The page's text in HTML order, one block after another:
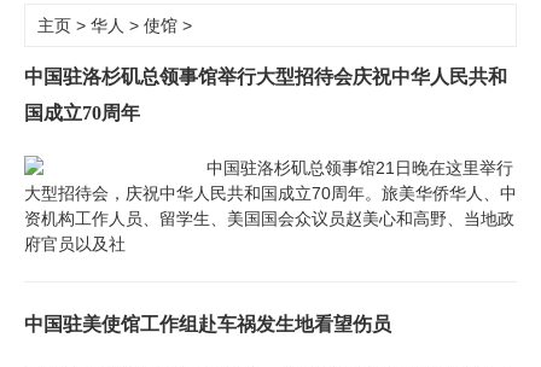
主页 > 华人 > 使馆 >
中国驻洛杉矶总领事馆举行大型招待会庆祝中华人民共和
国成立70周年
中国驻洛杉矶总领事馆21日晚在这里举行
大型招待会，庆祝中华人民共和国成立70周年。旅美华侨华人、中
资机构工作人员、留学生、美国国会众议员赵美心和高野、当地政
府官员以及社
中国驻美使馆工作组赴车祸发生地看望伤员